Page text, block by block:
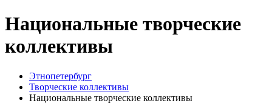
Национальные творческие
коллективы
Этнопетербург
Творческие коллективы
Национальные творческие коллективы